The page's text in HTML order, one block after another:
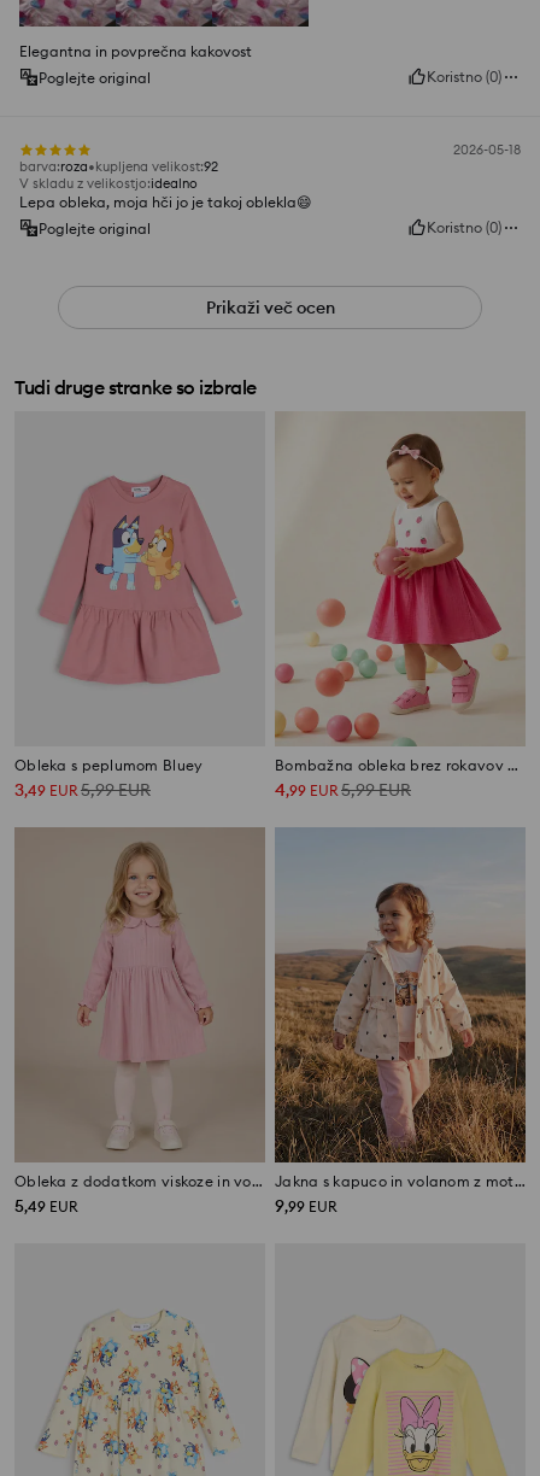
Elegantna in povprečna kakovost
Poglejte original
Koristno (0)
2026-05-18
barva:roza kupljena velikost:92
V skladu z velikostjo:idealno
Lepa obleka, moja hči jo je takoj oblekla😄
Poglejte original
Koristno (0)
Prikaži več ocen
Tudi druge stranke so izbrale
Obleka s peplumom Bluey
3,49 EUR5,99EUR
Bombažna obleka brez rokavov z vezenimi malinami
4,99 EUR5,99EUR
Obleka z dodatkom viskoze in volani
5,49 EUR
Jakna s kapuco in volanom z motivom srčkov
9,99 EUR